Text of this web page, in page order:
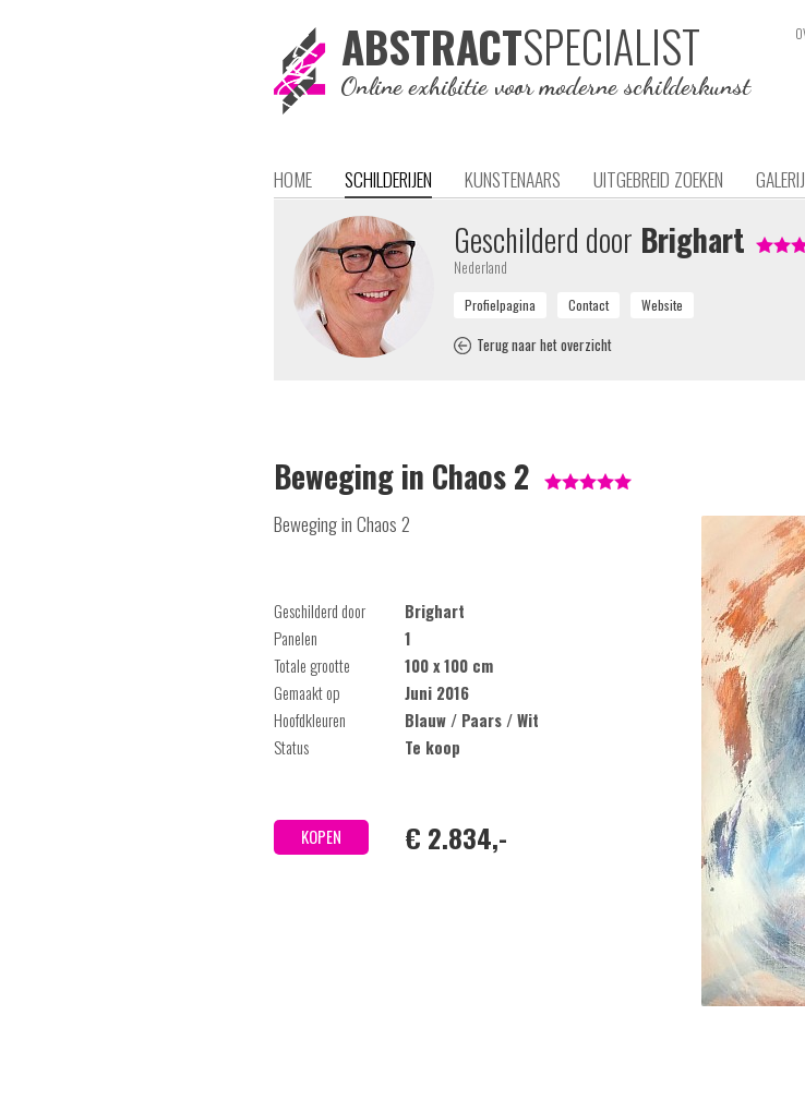
ABSTRACTSPECIALIST
Online exhibitie voor moderne schilderkunst
HOME SCHILDERIJEN KUNSTENAARS UITGEBREID ZOEKEN GALERIJ
Geschilderd door Brighart
Nederland
Terug naar het overzicht
Beweging in Chaos 2
Beweging in Chaos 2
Geschilderd door
Brighart
Panelen
1
Totale grootte
100 x 100 cm
Gemaakt op
Juni 2016
Hoofdkleuren
Blauw / Paars / Wit
Status
Te koop
KOPEN € 2.834,-